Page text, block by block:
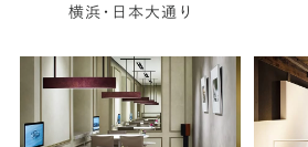
横浜・日本大通り